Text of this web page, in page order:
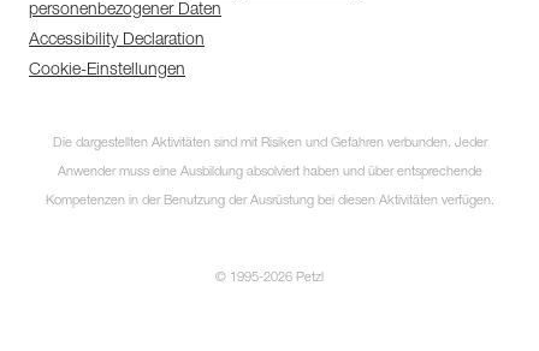
personenbezogener Daten
Accessibility Declaration
Cookie-Einstellungen
Die dargestellten Aktivitäten sind mit Risiken und Gefahren verbunden. Jeder
Anwender muss eine Ausbildung absolviert haben und über entsprechende
Kompetenzen in der Benutzung der Ausrüstung bei diesen Aktivitäten verfügen.
© 1995-2026 Petzl